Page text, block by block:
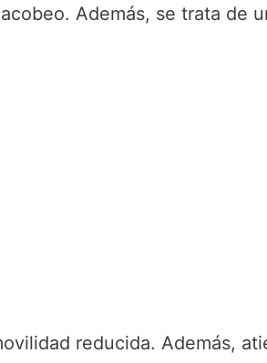
Además, se trata de
reducida. Además,